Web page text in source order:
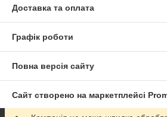
Доставка та оплата
Графік роботи
Повна версія сайту
Сайт створено на маркетплейсі